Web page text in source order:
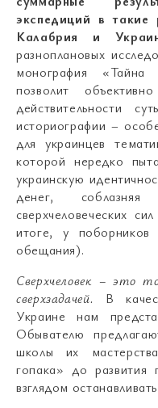
экспедиций в такие
Калабрия и
разноплановых
монография «Тайна
позволит
действительности
историографии –
для украинцев
которой нередко
украинскую
денег, соблазняя
сверхчеловеческих
итоге, у поборников
обещания).
Сверхчеловек – это
сверхзадачей.
В
Украине нам
Обывателю
школы их
гопака» до развития
взглядом